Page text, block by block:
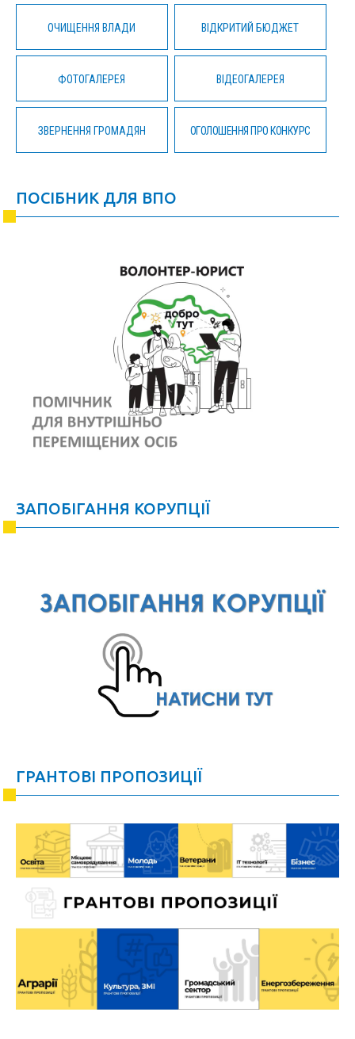
ОЧИЩЕННЯ ВЛАДИ ВІДКРИТИЙ БЮДЖЕТ
ФОТОГАЛЕРЕЯ ВІДЕОГАЛЕРЕЯ
ЗВЕРНЕННЯ ГРОМАДЯН ОГОЛОШЕННЯ ПРО КОНКУРС
ПОСІБНИК ДЛЯ ВПО
ЗАПОБІГАННЯ КОРУПЦІЇ
ГРАНТОВІ ПРОПОЗИЦІЇ